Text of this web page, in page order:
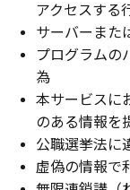
アクセスする
サーバーまた
プログラムの
為
本サービスに
のある情報を
公職選挙法に
虚偽の情報で